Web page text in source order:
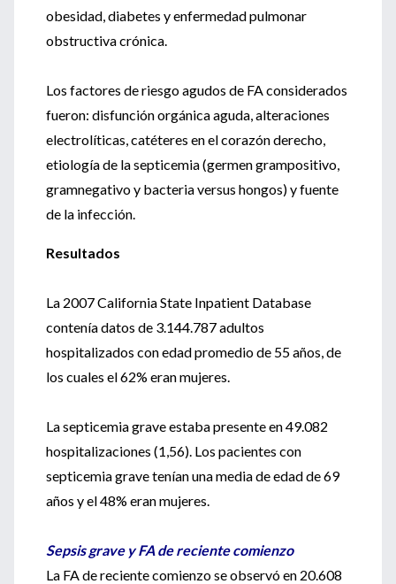
obesidad, diabetes y enfermedad pulmonar
obstructiva crónica.
Los factores de riesgo agudos de FA considerados
fueron: disfunción orgánica aguda, alteraciones
electrolíticas, catéteres en el corazón derecho,
etiología de la septicemia (germen grampositivo,
gramnegativo y bacteria versus hongos) y fuente
de la infección.
Resultados
La 2007 California State Inpatient Database
contenía datos de 3.144.787 adultos
hospitalizados con edad promedio de 55 años, de
los cuales el 62% eran mujeres.
La septicemia grave estaba presente en 49.082
hospitalizaciones (1,56). Los pacientes con
septicemia grave tenían una media de edad de 69
años y el 48% eran mujeres.
Sepsis grave y FA de reciente comienzo
La FA de reciente comienzo se observó en 20.608